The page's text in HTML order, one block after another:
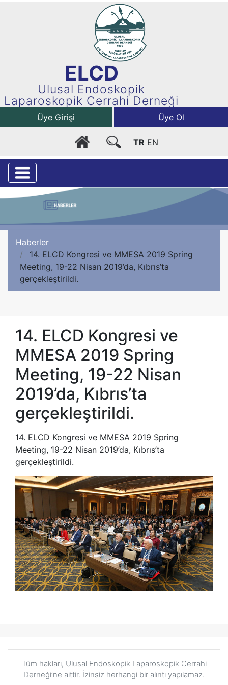
ELCD
Ulusal Endoskopik
Laparoskopik Cerrahi Derneği
Üye Ol
Üye Girişi
TR EN
Haberler
14. ELCD Kongresi ve MMESA 2019 Spring
Meeting, 19-22 Nisan 2019’da, Kıbrıs’ta
gerçekleştirildi.
14. ELCD Kongresi ve
MMESA 2019 Spring
Meeting, 19-22 Nisan
2019’da, Kıbrıs’ta
gerçekleştirildi.
14. ELCD Kongresi ve MMESA 2019 Spring
Meeting, 19-22 Nisan 2019’da, Kıbrıs’ta
gerçekleştirildi.
Tüm hakları, Ulusal Endoskopik Laparoskopik Cerrahi
Derneği’ne aittir. İzinsiz herhangi bir alıntı yapılamaz.